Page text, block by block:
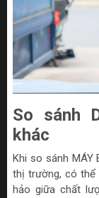
So sánh
khác
Khi so sánh MÁY
thị trường, có thể
hảo giữa chất